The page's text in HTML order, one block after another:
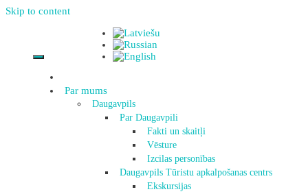
Skip to content
Par mums
Daugavpils
Par Daugavpili
Fakti un skaitļi
Vēsture
Izcilas personības
Daugavpils Tūristu apkalpošanas centrs
Ekskursijas